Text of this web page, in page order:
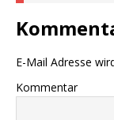
E-Mail Adresse
Kommentar